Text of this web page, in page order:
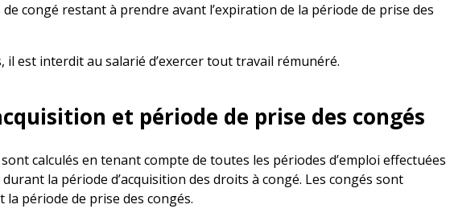
congé restant à prendre avant l’expiration de la période de prise des
il est interdit au salarié d’exercer tout travail rémunéré.
et période de prise des congés
calculés en tenant compte de toutes les périodes d’emploi effectuées
la période d’acquisition des droits à congé. Les congés sont
la période de prise des congés.